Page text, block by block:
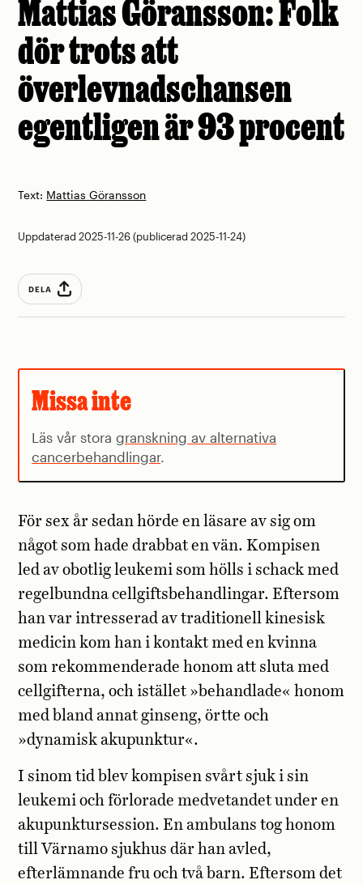
Mattias Göransson: Folk
dör trots att
överlevnadschansen
egentligen är 93 procent
Text: Mattias Göransson
Uppdaterad 2025-11-26 (publicerad 2025-11-24)
DELA
Missa inte
Läs vår storagranskning av alternativa
cancerbehandlingar.
För sex år sedan hörde en läsare av sig om
något som hade drabbat en vän. Kompisen
led av obotlig leukemi som hölls i schack med
regelbundna cellgiftsbehandlingar. Eftersom
han var intresserad av traditionell kinesisk
medicin kom han i kontakt med en kvinna
som rekommenderade honom att sluta med
cellgifterna, och istället »behandlade« honom
med bland annat ginseng, örtte och
»dynamisk akupunktur«.
I sinom tid blev kompisen svårt sjuk i sin
leukemi och förlorade medvetandet under en
akupunktursession. En ambulans tog honom
till Värnamo sjukhus där han avled,
efterlämnande fru och två barn. Eftersom det